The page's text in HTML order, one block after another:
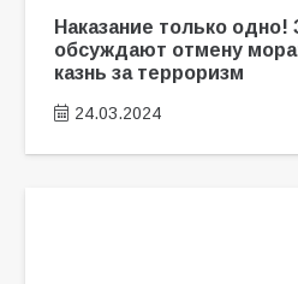
Наказание только одно!
обсуждают отмену
казнь за терроризм
24.03.2024